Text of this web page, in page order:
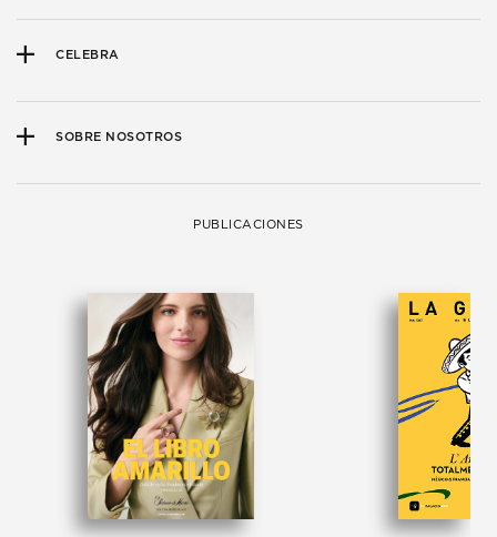
CELEBRA
SOBRE NOSOTROS
PUBLICACIONES